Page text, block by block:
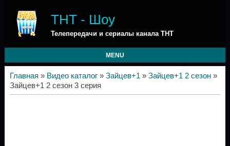
ТНТ - Шоу
Телепередачи и сериалы канала ТНТ
MENU
Главная » Видео каталог» Зайцев+1 » Зайцев+1 2 сезон»
Зайцев+1 2 сезон 3 серия